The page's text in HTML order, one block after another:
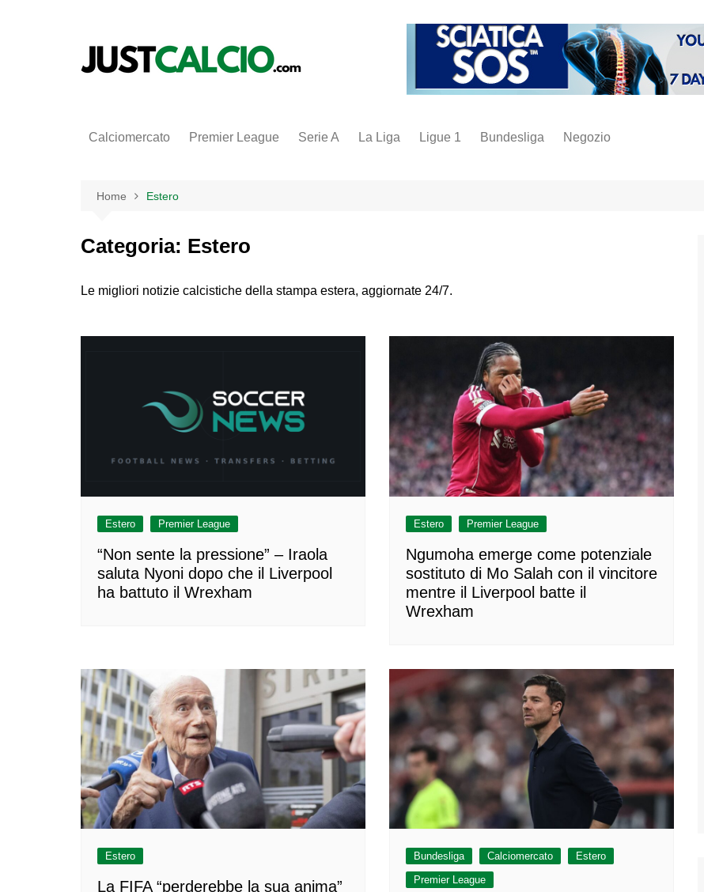
Calciomercato Premier League Serie A La Liga Ligue 1 Bundesliga Negozio
Home Estero
Categoria: Estero
Le migliori notizie calcistiche della stampa estera, aggiornate 24/7.
Estero Premier League
“Non sente la pressione” – Iraola
saluta Nyoni dopo che il Liverpool
ha battuto il Wrexham
Estero Premier League
Ngumoha emerge come potenziale
sostituto di Mo Salah con il vincitore
mentre il Liverpool batte il
Wrexham
Estero
La FIFA “perderebbe la sua anima”
Bundesliga Calciomercato
Estero
Premier League